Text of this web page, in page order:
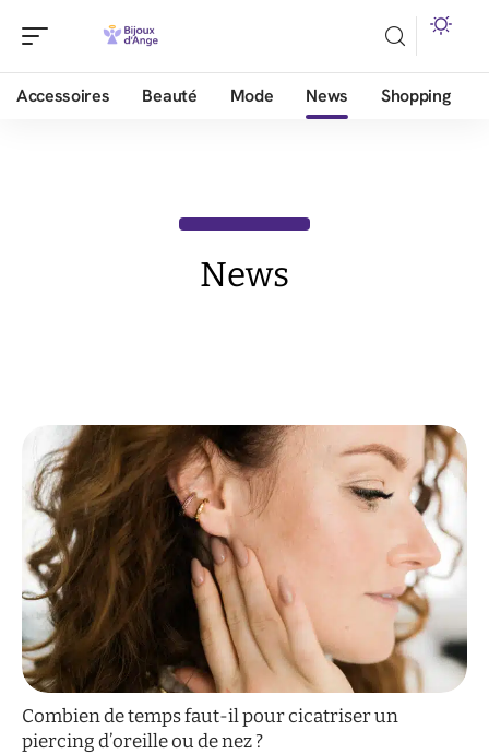
Accessoires Beauté Mode News Shopping
News
Combien de temps faut-il pour cicatriser un
piercing d’oreille ou de nez ?